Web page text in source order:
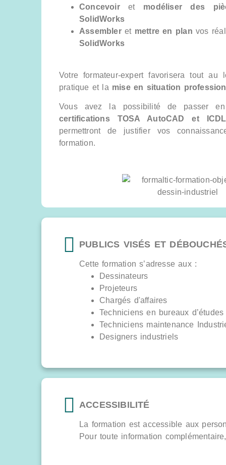
Concevoiret modéliser des
SolidWorks
Assembleret mettre en plan vos
SolidWorks
Votre formateur-expert favorisera tout
pratique et la mise en situation
Vous avez la possibilité de passer
certifications TOSA AutoCAD et
permettront de justifier vos
formation.
PUBLICS VISÉS ET
Cette formation s’adresse aux :
Dessinateurs
Projeteurs
Chargés d'affaires
Techniciens en bureaux d’études
Techniciens maintenance
Designers industriels
ACCESSIBILITÉ
La formation est accessible aux
Pour toute information